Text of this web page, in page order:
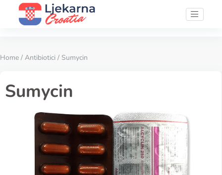
Home / Antibiotici / Sumycin
Sumycin